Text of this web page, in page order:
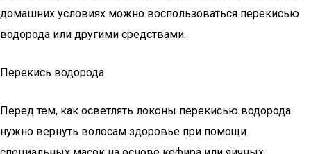
домашних условиях можно воспользоваться перекисью
водорода или другими средствами.
Перекись водорода
Перед тем, как осветлять локоны перекисью водорода
нужно вернуть волосам здоровье при помощи